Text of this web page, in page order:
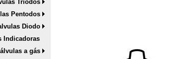
Triodos
Pentodos
Diodo
Indicadoras
a gás